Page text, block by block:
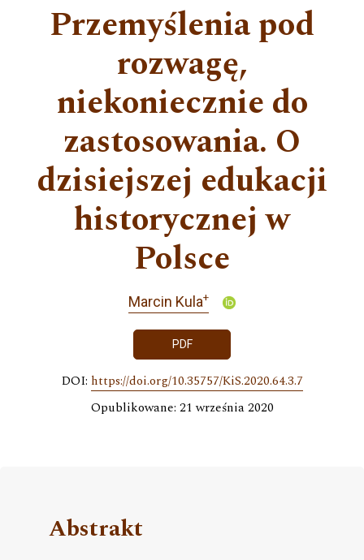
Przemyślenia pod
rozwagę,
niekoniecznie do
zastosowania. O
dzisiejszej edukacji
historycznej w
Polsce
Marcin Kula+
PDF
DOI: https://doi.org/10.35757/KiS.2020.64.3.7
Opublikowane: 21 września 2020
Abstrakt